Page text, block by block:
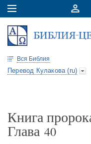
Вся Библия
Перевод Кулакова (ru)
Книга
Глава 40